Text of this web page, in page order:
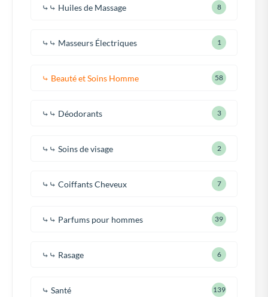
⤷⤷ Huiles de Massage 8
⤷⤷ Masseurs Électriques 1
⤷ Beauté et Soins Homme 58
⤷⤷ Déodorants 3
⤷⤷ Soins de visage 2
⤷⤷ Coiffants Cheveux 7
⤷⤷ Parfums pour hommes 39
⤷⤷ Rasage 6
⤷ Santé 139